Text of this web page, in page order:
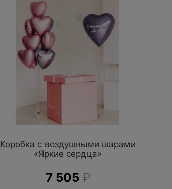
Коробка с воздушными шарами
«Яркие сердца»
7 505 ₽